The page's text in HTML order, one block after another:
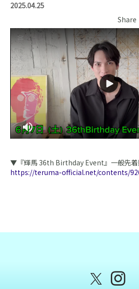
2025.04.25
▼『輝馬 36th Birthday Event』一般先着
https://teruma-official.net/contents/